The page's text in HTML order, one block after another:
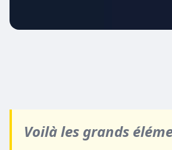
Voilà les grands